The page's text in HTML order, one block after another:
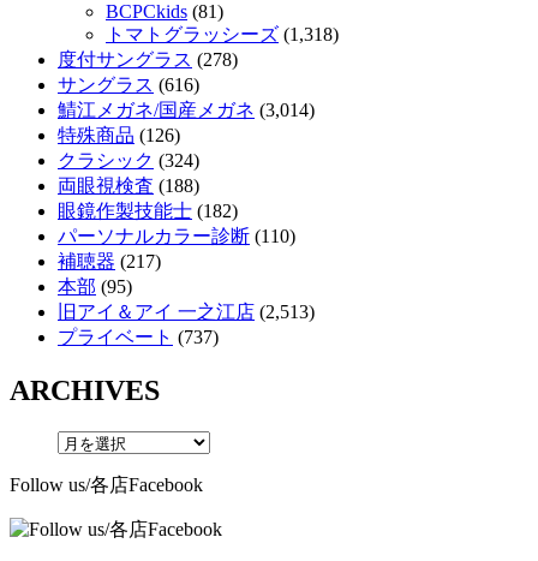
BCPCkids (81)
トマトグラッシーズ (1,318)
度付サングラス (278)
サングラス (616)
鯖江メガネ/国産メガネ (3,014)
特殊商品 (126)
クラシック (324)
両眼視検査 (188)
眼鏡作製技能士 (182)
パーソナルカラー診断 (110)
補聴器 (217)
本部 (95)
旧アイ＆アイ 一之江店 (2,513)
プライベート (737)
ARCHIVES
Follow us/各店Facebook